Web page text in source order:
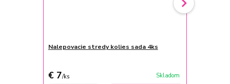
Nalepovacie stredy kolies sada 4ks
€ 7/ks Skladom